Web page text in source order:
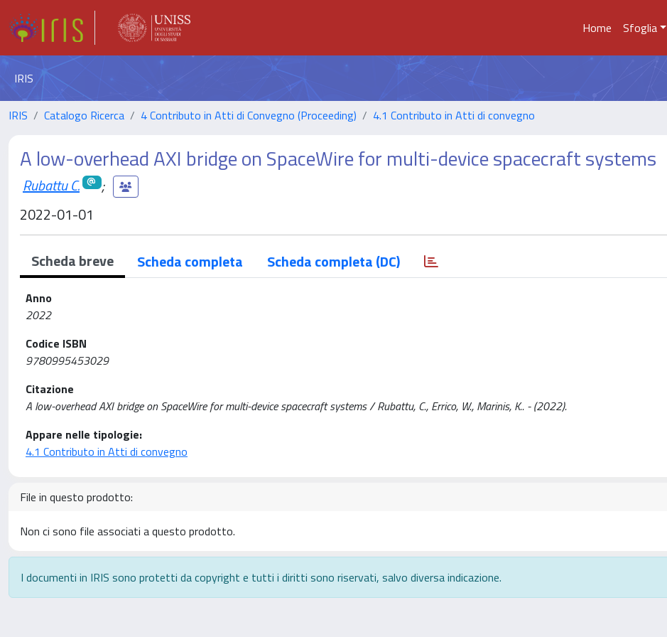
Home Sfoglia
IRIS
IRIS Catalogo Ricerca 4 Contributo in Atti di Convegno (Proceeding) 4.1 Contributo in Atti di convegno
A low-overhead AXI bridge on SpaceWire for multi-device spacecraft systems
Rubattu C.
;
2022-01-01
Scheda breve Scheda completa Scheda completa (DC)
Anno
2022
Codice ISBN
9780995453029
Citazione
A low-overhead AXI bridge on SpaceWire for multi-device spacecraft systems / Rubattu, C., Errico, W., Marinis, K.. - (2022).
Appare nelle tipologie:
4.1 Contributo in Atti di convegno
File in questo prodotto:
Non ci sono file associati a questo prodotto.
I documenti in IRIS sono protetti da copyright e tutti i diritti sono riservati, salvo diversa indicazione.